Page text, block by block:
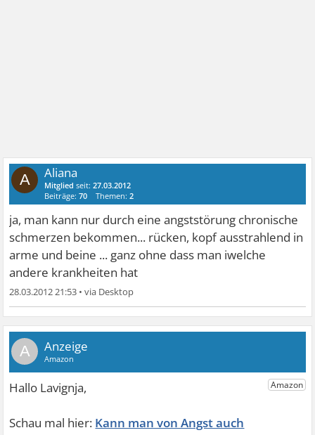
A Aliana
Mitglied seit:27.03.2012
Beiträge:70 Themen:2
ja, man kann nur durch eine angststörung chronische
schmerzen bekommen... rücken, kopf ausstrahlend in
arme und beine ... ganz ohne dass man iwelche
andere krankheiten hat
28.03.2012 21:53 •
A
Kann man von Angst auch